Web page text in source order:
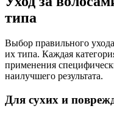
типа
Выбор правильного
их типа. Каждая
применения
наилучшего результата.
Для сухих и